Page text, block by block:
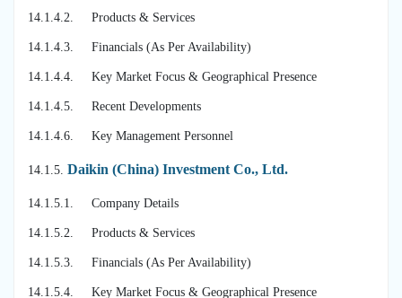
14.1.4.2. Products & Services
14.1.4.3. Financials (As Per Availability)
14.1.4.4. Key Market Focus & Geographical Presence
14.1.4.5. Recent Developments
14.1.4.6. Key Management Personnel
14.1.5. Daikin (China) Investment Co., Ltd.
14.1.5.1. Company Details
14.1.5.2. Products & Services
14.1.5.3. Financials (As Per Availability)
14.1.5.4. Key Market Focus & Geographical Presence